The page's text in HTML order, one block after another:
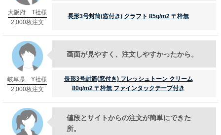
納期について
配送・送料について
お支払い方法について
キャンセル・返品・交換について
よくある質問
大阪府 T社様
2,000枚注文
長形3号封筒(窓付き) クラフト 85g/m2 〒枠無
岐阜県 Y社様
2,000枚注文
画面が見やすく、注文しやすかったから。
長形3号封筒(窓付き) フレッシュトーン クリーム
80g/m2 〒枠無 ファインタックテープ付き
値段とサイトからの注文が簡単にできた
所。